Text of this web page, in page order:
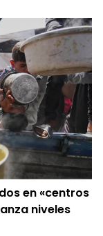
en «centros
niveles